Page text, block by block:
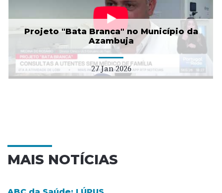
Projeto "Bata Branca" no Município da
Azambuja
27 Jan 2026
MAIS NOTÍCIAS